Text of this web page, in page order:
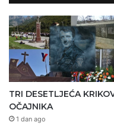
TRI DESETLJEĆA
OČAJNIKA
1 dan ago